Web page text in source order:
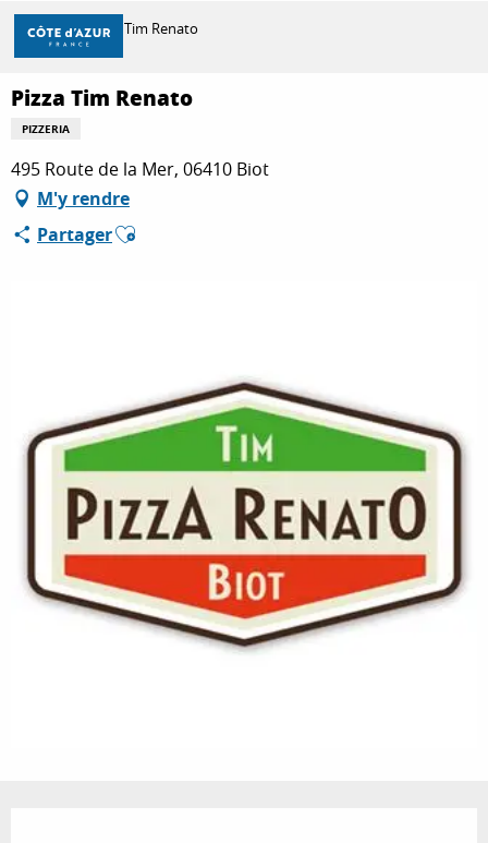
Aller
contenu
principal
DÉCOUVRIR
À FAIRE
Accueil Pizza Tim Renato
Pizza Tim Renato
PIZZERIA
495 Route de la Mer, 06410 Biot
M'y rendre
PartagerAjouter aux favoris